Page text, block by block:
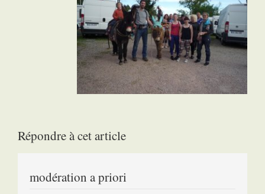
Répondre à cet article
modération a priori